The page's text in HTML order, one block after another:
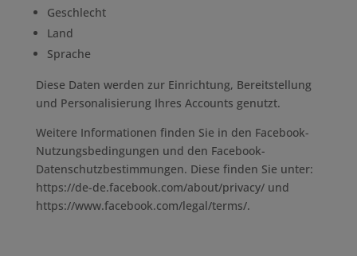
Geschlecht
Land
Sprache
Diese Daten werden zur Einrichtung, Bereitstellung
und Personalisierung Ihres Accounts genutzt.
Weitere Informationen finden Sie in den Facebook-
Nutzungsbedingungen und den Facebook-
Datenschutzbestimmungen. Diese finden Sie unter:
https://de-de.facebook.com/about/privacy/ und
https://www.facebook.com/legal/terms/.